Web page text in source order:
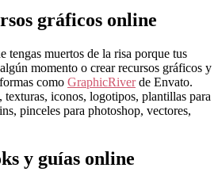
gráficos online
tengas muertos de la risa porque tus
momento o crear recursos gráficos y
como GraphicRiverde Envato.
iconos, logotipos, plantillas para
pinceles para photoshop, vectores,
y guías online